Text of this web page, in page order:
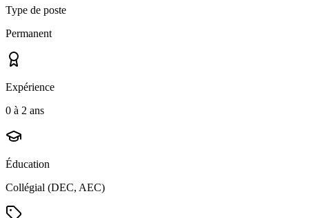
Type de poste
Permanent
Expérience
0 à 2 ans
Éducation
Collégial (DEC, AEC)